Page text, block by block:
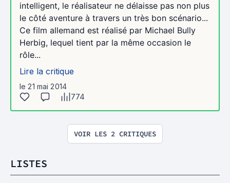
intelligent, le réalisateur ne délaisse pas non plus
le côté aventure à travers un très bon scénario...
Ce film allemand est réalisé par Michael Bully
Herbig, lequel tient par la même occasion le
rôle...
Lire la critique
le 21 mai 2014
774
VOIR LES 2 CRITIQUES
LISTES